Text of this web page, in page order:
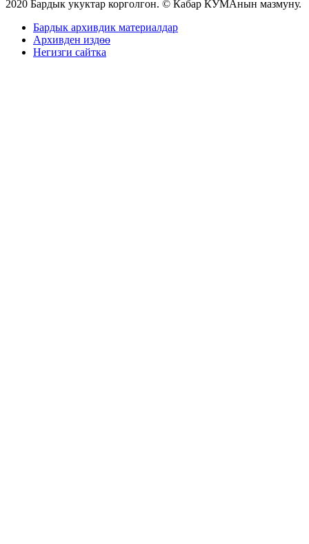
2020 Бардык укуктар корголгон. © Кабар КУМАнын мазмуну.
Бардык архивдик материалдар
Архивден издөө
Негизги сайтка